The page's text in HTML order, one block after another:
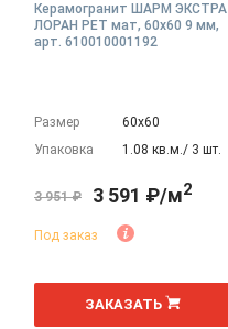
Керамогранит ШАРМ ЭКСТРА
ЛОРАН РЕТ мат, 60x60 9 мм,
арт. 610010001192
Размер
60х60
Упаковка
1.08 кв.м./ 3 шт.
3 951 ₽ 3 591 ₽/м2
Под заказ
м
ЗАКАЗАТЬ